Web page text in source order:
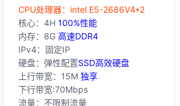
‎CPU处理器：intel E5-2686V4*2
核心：4H 100%性能
内存：8G 高速DDR4
IPv4：固定IP
硬盘：弹性配置SSD高效硬盘
上行带宽：15M 独享
下行带宽:70Mbps
流量：不限制流量